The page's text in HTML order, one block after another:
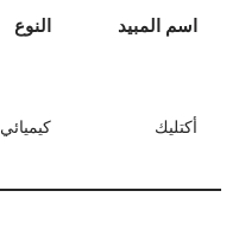
اسم المبيد النوع
أكتليك كيميائي